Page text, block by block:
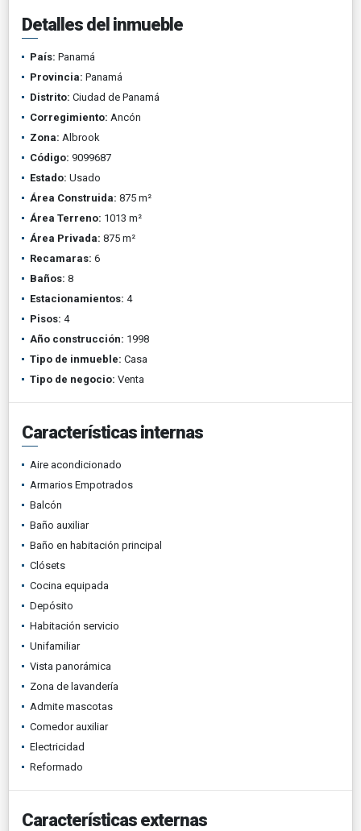
Detalles del inmueble
País: Panamá
Provincia: Panamá
Distrito: Ciudad de Panamá
Corregimiento: Ancón
Zona: Albrook
Código: 9099687
Estado: Usado
Área Construida: 875 m²
Área Terreno: 1013 m²
Área Privada: 875 m²
Recamaras: 6
Baños: 8
Estacionamientos: 4
Pisos: 4
Año construcción: 1998
Tipo de inmueble: Casa
Tipo de negocio: Venta
Características internas
Aire acondicionado
Armarios Empotrados
Balcón
Baño auxiliar
Baño en habitación principal
Clósets
Cocina equipada
Depósito
Habitación servicio
Unifamiliar
Vista panorámica
Zona de lavandería
Admite mascotas
Comedor auxiliar
Electricidad
Reformado
Características externas